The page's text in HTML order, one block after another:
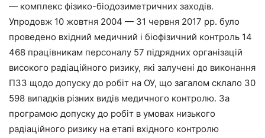
— комплекс фізико-біодозиметричних заходів.
Упродовж 10 жовтня 2004 — 31 червня 2017 рр. було
проведено вхідний медичний і біофізичний контроль 14
468 працівникам персоналу 57 підрядних організацій
високого радіаційного ризику, які залучені до виконання
ПЗЗ щодо допуску до робіт на ОУ, що загалом склало 30
598 випадків різних видів медичного контролю. За
програмою допуску до робіт в умовах низького
радіаційного ризику на етапі вхідного контролю